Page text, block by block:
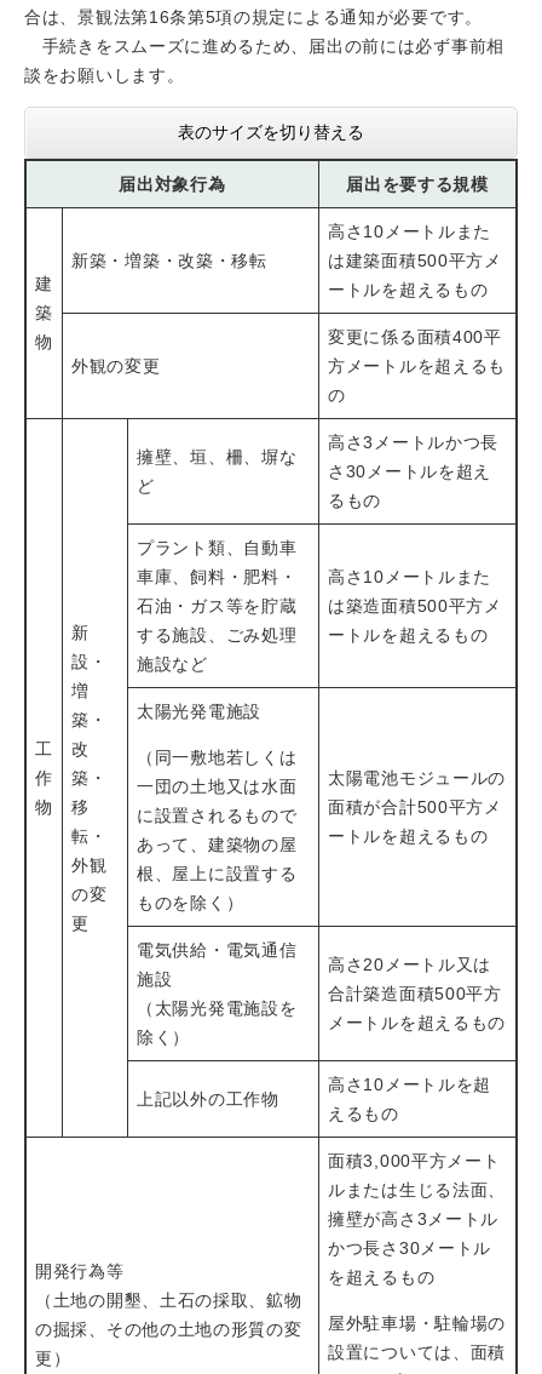
合は、景観法第16条第5項の規定による通知が必要です。
手続きをスムーズに進めるため、届出の前には必ず事前相
談をお願いします。
表のサイズを切り替える
届出対象行為 届出を要する規模
建
築
物
新築・増築・改築・移転
高さ10メートルまた
は建築面積500平方メ
ートルを超えるもの
外観の変更
変更に係る面積400平
方メートルを超えるも
の
工
作
物
新
設・
増
築・
改
築・
移
転・
外観
の変
更
擁壁、垣、柵、塀な
ど
高さ3メートルかつ長
さ30メートルを超え
るもの
プラント類、自動車
車庫、飼料・肥料・
石油・ガス等を貯蔵
する施設、ごみ処理
施設など
高さ10メートルまた
は築造面積500平方メ
ートルを超えるもの
太陽光発電施設
（同一敷地若しくは
一団の土地又は水面
に設置されるもので
あって、建築物の屋
根、屋上に設置する
ものを除く）
太陽電池モジュールの
面積が合計500平方メ
ートルを超えるもの
電気供給・電気通信
施設
（太陽光発電施設を
除く）
高さ20メートル又は
合計築造面積500平方
メートルを超えるもの
上記以外の工作物
高さ10メートルを超
えるもの
開発行為等
（土地の開墾、土石の採取、鉱物
の掘採、その他の土地の形質の変
更）
面積3,000平方メート
ルまたは生じる法面、
擁壁が高さ3メートル
かつ長さ30メートル
を超えるもの
屋外駐車場・駐輪場の
設置については、面積